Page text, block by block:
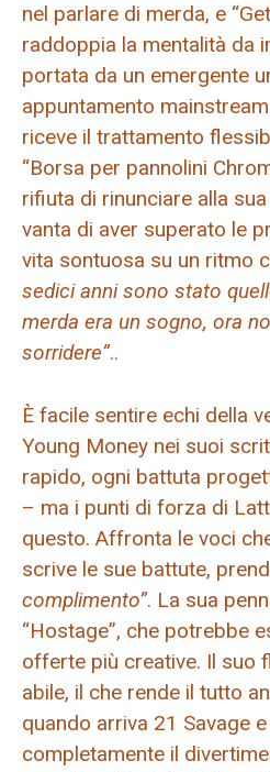
nel parlare di merda, e
raddoppia la mentalità da
portata da un emergente
appuntamento
riceve il trattamento
“Borsa per pannolini
rifiuta di rinunciare alla
vanta di aver superato le
vita sontuosa su un ritmo
sedici anni sono stato
merda era un sogno, ora
sorridere”..
È facile sentire echi della
Young Money nei suoi
rapido, ogni battuta
– ma i punti di forza di
questo. Affronta le voci
scrive le sue battute,
complimento”. La sua
“Hostage”, che potrebbe
offerte più creative. Il suo
abile, il che rende il tutto
quando arriva 21 Savage
completamente il